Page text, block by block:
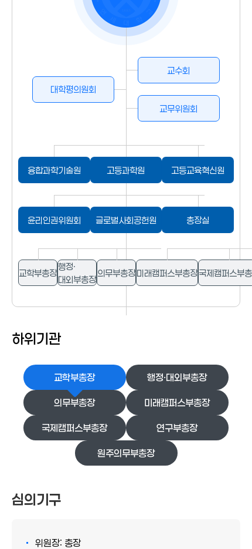
대학평의원회
교수회
교무위원회
융합과학기술원 고등과학원 고등교육혁신원
윤리인권위원회 글로벌사회공헌원 총장실
교학부총장
행정·
대외부총장
의무부총장미래캠퍼스부총장국제캠퍼스부총
하위기관
교학부총장 행정·대외부총장
의무부총장 미래캠퍼스부총장
국제캠퍼스부총장 연구부총장
원주의무부총장
교학부총장
심의기구
위원장: 총장